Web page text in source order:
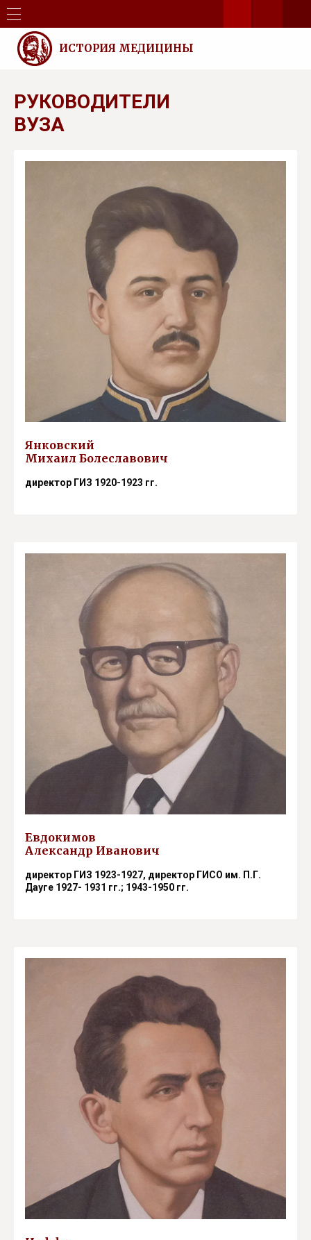
ИСТОРИЯ МЕДИЦИНЫ
РУКОВОДИТЕЛИ
ВУЗА
Янковский
Михаил Болеславович
директор ГИЗ 1920-1923 гг.
Евдокимов
Александр Иванович
директор ГИЗ 1923-1927, директор ГИСО им. П.Г.
Дауге 1927- 1931 гг.; 1943-1950 гг.